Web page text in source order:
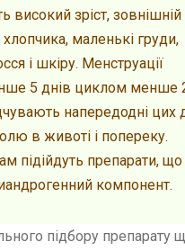
високий зріст, зовнішній
маленькі груди,
і шкіру. Менструації
5 днів циклом менше
напередодні цих
в животі і попереку.
підійдуть препарати, що
компонент.
підбору препарату